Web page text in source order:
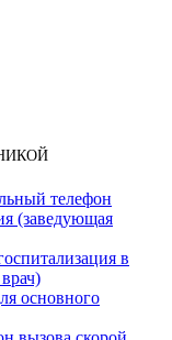
телефон
(заведующая
в
основного